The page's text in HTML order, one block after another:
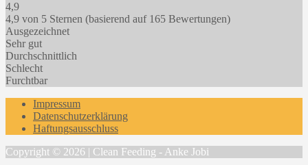
4,9
4,9 von 5 Sternen (basierend auf 165 Bewertungen)
Ausgezeichnet
Sehr gut
Durchschnittlich
Schlecht
Furchtbar
Impressum
Datenschutzerklärung
Haftungsausschluss
Copyright © 2026 | Clean Feeding - Anke Jobi